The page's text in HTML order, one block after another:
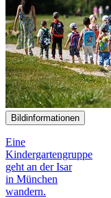
Bildinformationen
Eine
Kindergartengruppe
geht an der Isar
in München
wandern.